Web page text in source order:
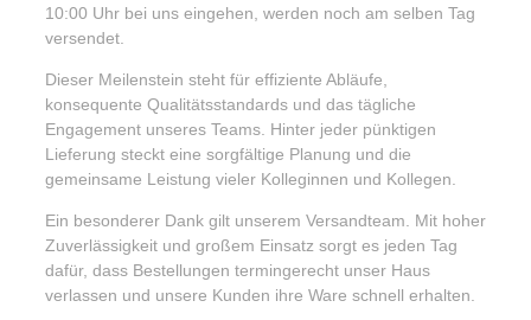
10:00 Uhr bei uns eingehen, werden noch am selben Tag
versendet.
Dieser Meilenstein steht für effiziente Abläufe,
konsequente Qualitätsstandards und das tägliche
Engagement unseres Teams. Hinter jeder pünktigen
Lieferung steckt eine sorgfältige Planung und die
gemeinsame Leistung vieler Kolleginnen und Kollegen.
Ein besonderer Dank gilt unserem Versandteam. Mit hoher
Zuverlässigkeit und großem Einsatz sorgt es jeden Tag
dafür, dass Bestellungen termingerecht unser Haus
verlassen und unsere Kunden ihre Ware schnell erhalten.